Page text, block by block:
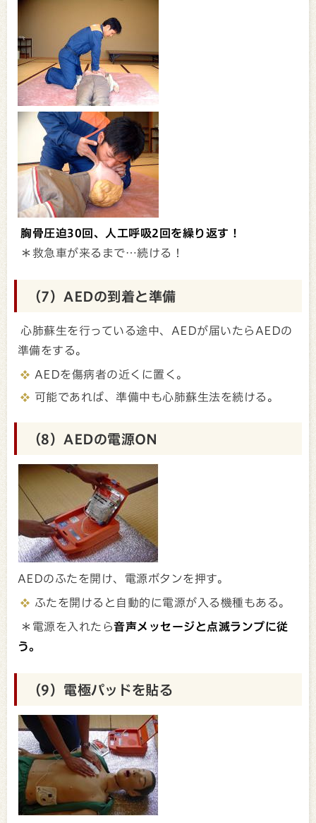
胸骨圧迫30回、人工呼吸2回を繰り返す！
＊救急車が来るまで…続ける！
（7）AEDの到着と準備
心肺蘇生を行っている途中、AEDが届いたらAEDの
準備をする。
AEDを傷病者の近くに置く。
可能であれば、準備中も心肺蘇生法を続ける。
（8）AEDの電源ON
AEDのふたを開け、電源ボタンを押す。
ふたを開けると自動的に電源が入る機種もある。
＊電源を入れたら音声メッセージと点滅ランプに従
う。
（9）電極パッドを貼る